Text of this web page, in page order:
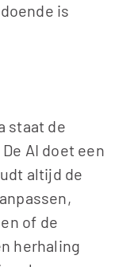
is
staat de
AI doet een
altijd de
of de
herhaling